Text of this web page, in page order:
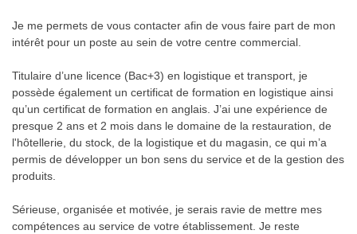
Je me permets de vous contacter afin de vous faire part de mon
intérêt pour un poste au sein de votre centre commercial.
Titulaire d’une licence (Bac+3) en logistique et transport, je
possède également un certificat de formation en logistique ainsi
qu’un certificat de formation en anglais. J’ai une expérience de
presque 2 ans et 2 mois dans le domaine de la restauration, de
l'hôtellerie, du stock, de la logistique et du magasin, ce qui m’a
permis de développer un bon sens du service et de la gestion des
produits.
Sérieuse, organisée et motivée, je serais ravie de mettre mes
compétences au service de votre établissement. Je reste